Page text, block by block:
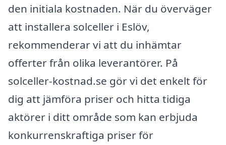
den initiala kostnaden. När du överväger
att installera solceller i Eslöv,
rekommenderar vi att du inhämtar
offerter från olika leverantörer. På
solceller-kostnad.se gör vi det enkelt för
dig att jämföra priser och hitta tidiga
aktörer i ditt område som kan erbjuda
konkurrenskraftiga priser för